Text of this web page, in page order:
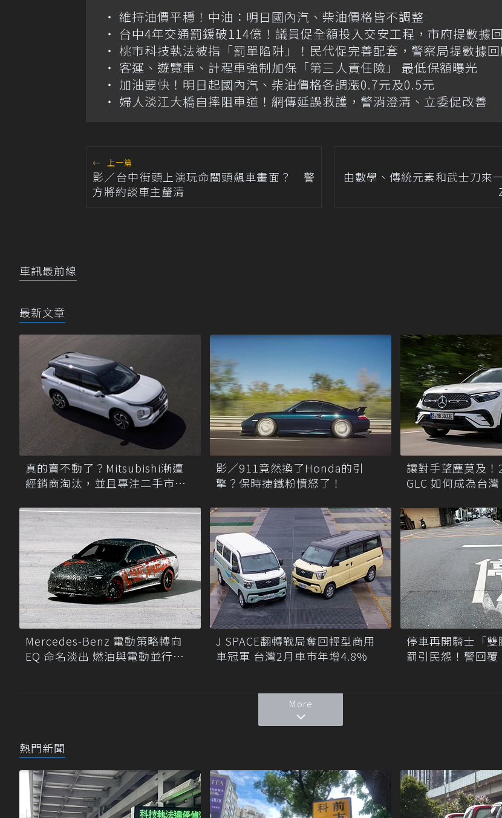
維持油價平穩！中油：明日國內汽、柴油價格皆不調整
台中4年交通罰鍰破114億！議員促全額投入交安工程，市府提數據
桃市科技執法被指「罰單陷阱」！民代促完善配套，警察局提數據
客運、遊覽車、計程車強制加保「第三人責任險」 最低保額曝光
加油要快！明日起國內汽、柴油價格各調漲0.7元及0.5元
婦人淡江大橋自摔阻車道！網傳延誤救護，警消澄清、立委促改善
← 上一篇
影／台中街頭上演玩命關頭飆車畫面？ 警
方將約談車主釐清
由數學、傳統元素和武士刀來
車訊最前線
最新文章
真的賣不動了？Mitsubishi漸遭
經銷商淘汰，並且專注二手市場
影／911竟然換了Honda的引
擎？保時捷鐵粉憤怒了！
讓對手望塵莫及
GLC 如何成為台
Mercedes-Benz 電動策略轉向
EQ 命名淡出 燃油與電動並行發
J SPACE翻轉戰局奪回輕型商用
車冠軍 台灣2月車市年增4.8%
停車再開騎士「雙
罰引民怨！警回覆
More
熱門新聞